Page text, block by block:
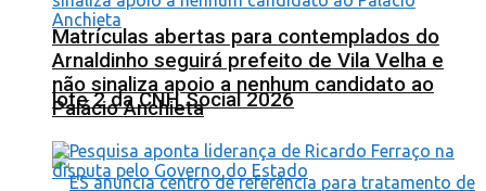
Matrículas abertas para contemplados do
lote 2 da CNH Social 2026
Arnaldinho seguirá prefeito de Vila Velha e
não sinaliza apoio a nenhum candidato ao
Palácio Anchieta